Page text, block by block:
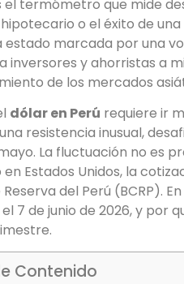
el termómetro que mide
o el éxito de
estado marcada por una
inversores y ahorristas a
de los mercados
dólar en Perú requiere ir
resistencia inusual,
La fluctuación no es
Estados Unidos, la
del Perú (BCRP).
7 de junio de 2026, y por
Contenido